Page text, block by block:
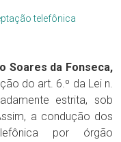
telefônica
Soares da Fonseca,
do art. 6.º da Lei n.
estrita, sob
a condução dos
por órgão